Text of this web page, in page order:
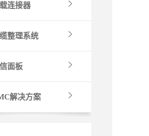
连接器
整理系统
面板
解决方案